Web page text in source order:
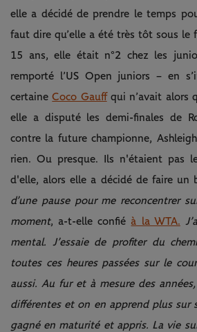
elle a décidé de prendre le temps
faut dire qu’elle a été très tôt sous le
15 ans, elle était n°2 chez les
remporté l’US Open juniors – en
certaineCoco Gauffqui n’avait alors
elle a disputé les demi-finales de
contre la future championne,
rien. Ou presque. Ils n'étaient pas
d'elle, alors elle a décidé de faire un
d’une pause pour me reconcentrer
moment, a-t-elle confié à la WTA.
mental. J’essaie de profiter du
toutes ces heures passées sur le
aussi. Au fur et à mesure des
différentes et on en apprend plus sur
gagné en maturité et appris. La vie